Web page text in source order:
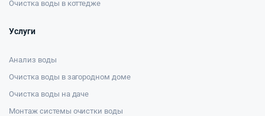
Очистка воды в коттедже
Услуги
Анализ воды
Очистка воды в загородном доме
Очистка воды на даче
Монтаж системы очистки воды